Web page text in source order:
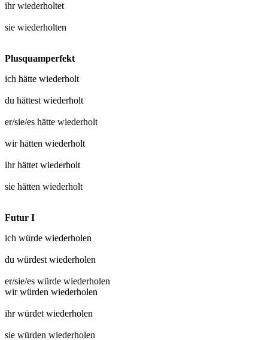
ihrwiederholtet
sie wiederholten
Plusquamperfekt
ich hätte wiederholt
du hättestwiederholt
er/sie/es hätte wiederholt
wir hätten wiederholt
ihr hättetwiederholt
sie hätten wiederholt
Futur I
ich würde wiederholen
du würdestwiederholen
er/sie/es würde wiederholen
wir würden wiederholen
ihr würdetwiederholen
sie würden wiederholen